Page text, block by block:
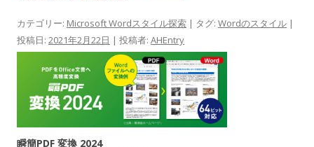
カテゴリー: Microsoft Wordスタイル探索 | タグ: Wordのスタイル |
投稿日: 2021年2月22日 | 投稿者: AHEntry
瞬簡PDF 変換 2024